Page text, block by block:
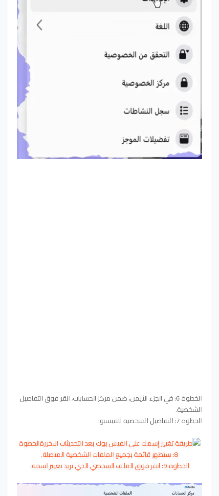
الخطوة 6: في الجزء الأيمن، ضمن مركز الحسابات، انقر فوق التفاصيل
الشخصية.
الخطوة 7: التفاصيل الشخصية للفيسبو:
الخطوة
8: ستظهر قائمة بجميع الملفات الشخصية المتصلة.
الخطوة 9: انقر فوق الملف الشخصي الذي تريد تغيير اسمه: